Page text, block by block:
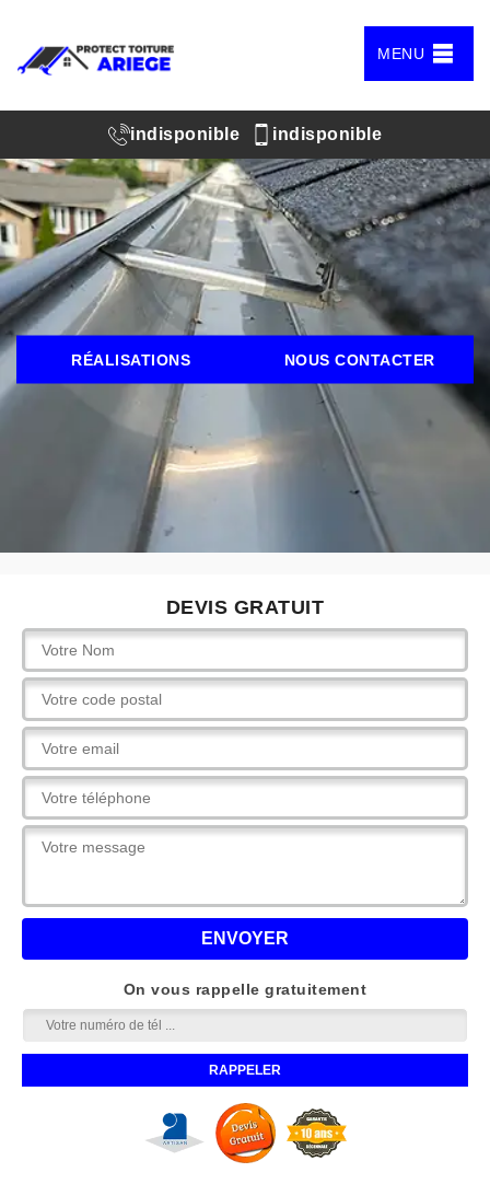
MENU
indisponible indisponible
RÉALISATIONS NOUS CONTACTER
DEVIS GRATUIT
On vous rappelle gratuitement